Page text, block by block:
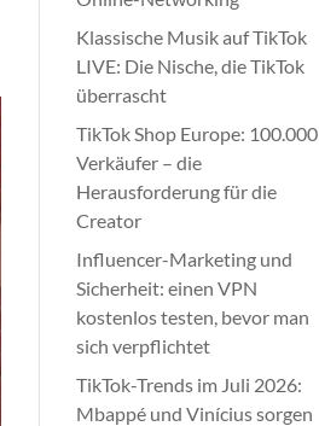
Klassische Musik auf TikTok
LIVE: Die Nische, die TikTok
überrascht
TikTok Shop Europe: 100.000
Verkäufer – die
Herausforderung für die
Creator
Influencer-Marketing und
Sicherheit: einen VPN
kostenlos testen, bevor man
sich verpflichtet
TikTok-Trends im Juli 2026:
Mbappé und Vinícius sorgen